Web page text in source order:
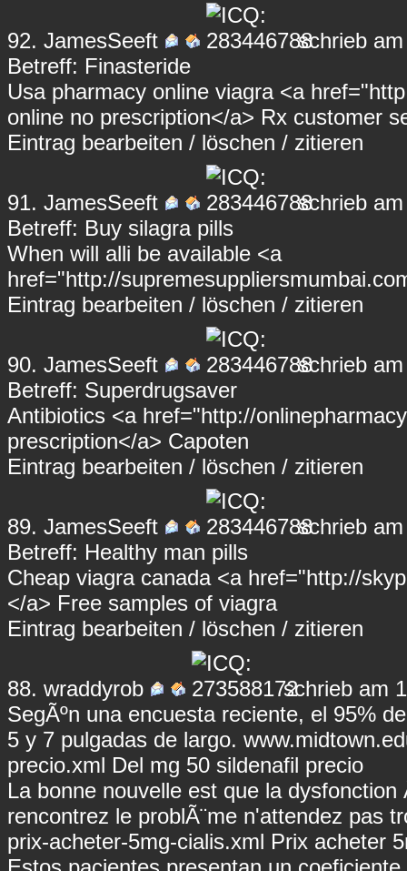
92. JamesSeeft
schrieb am
Betreff: Finasteride
Usa pharmacy online viagra <a
online no prescription</a> Rx customer
Eintrag bearbeiten / löschen / zitieren
91. JamesSeeft
schrieb am
Betreff: Buy silagra pills
When will alli be available <a
href="http://
Eintrag bearbeiten / löschen / zitieren
90. JamesSeeft
schrieb am
Betreff: Superdrugsaver
Antibiotics <a href="http://
prescription</a> Capoten
Eintrag bearbeiten / löschen / zitieren
89. JamesSeeft
schrieb am
Betreff: Healthy man pills
Cheap viagra canada <a href="http://
</a> Free samples of viagra
Eintrag bearbeiten / löschen / zitieren
88. wraddyrob
schrieb am
SegÃºn una encuesta reciente, el 95%
5 y 7 pulgadas de largo.
precio.xml Del mg 50 sildenafil precio
La bonne nouvelle est que la
rencontrez le problÃ¨me n'attendez pas
prix-acheter-5mg-cialis.xml Prix acheter